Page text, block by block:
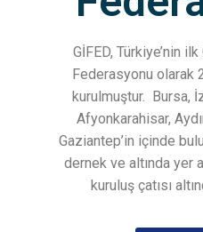
GİFED, Türkiye’nin
Federasyonu olarak
kurulmuştur. Bursa,
Afyonkarahisar,
Gaziantep’in içinde
dernek ve altında yer
kuruluş çatısı